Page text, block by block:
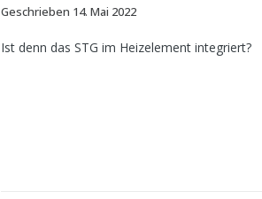
Geschrieben 14. Mai 2022
Ist denn das STG im Heizelement integriert?